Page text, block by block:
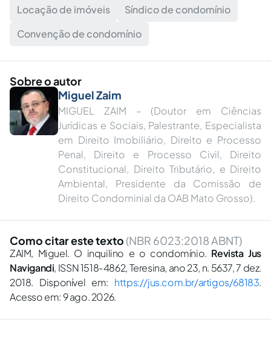
Locação de imóveis
Síndico de condomínio
Convenção de condomínio
Sobre o autor
Miguel Zaim
MIGUEL ZAIM – (Doutor em Ciências
Jurídicas e Sociais, Palestrante, Especialista
em Direito Imobiliário, Direito e Processo
Penal, Direito e Processo Civil, Direito
Constitucional, Direito Tributário, e Direito
Ambiental, Presidente da Comissão de
Direito Condominial da OAB Mato Grosso).
Como citar este texto (NBR 6023:2018 ABNT)
ZAIM, Miguel. O inquilino e o condomínio. Revista Jus
Navigandi, ISSN 1518-4862, Teresina, ano 23, n. 5637, 7 dez.
2018. Disponível em: https://jus.com.br/artigos/68183.
Acesso em: 9 ago. 2026.